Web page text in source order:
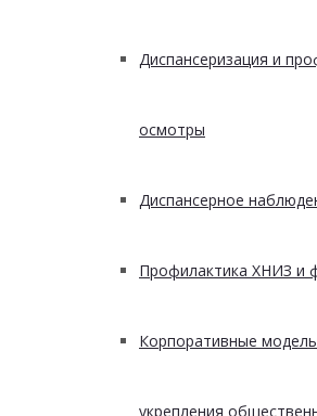
Диспансеризация и
осмотры
Диспансерное
Профилактика ХНИЗ и
Корпоративные
укрепления